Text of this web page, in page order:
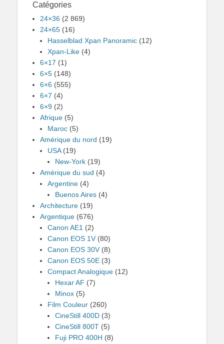
Catégories
24×36 (2 869)
24×65 (16)
Hasselblad Xpan Panoramic (12)
Xpan-Like (4)
6×17 (1)
6×5 (148)
6×6 (555)
6×7 (4)
6×9 (2)
Afrique (5)
Maroc (5)
Amérique du nord (19)
USA(19)
New-York (19)
Amérique du sud (4)
Argentine (4)
Buenos Aires (4)
Architecture (19)
Argentique (676)
Canon AE1 (2)
Canon EOS 1V (80)
Canon EOS 30V (8)
Canon EOS 50E (3)
Compact Analogique (12)
Hexar AF (7)
Minox (5)
Film Couleur (260)
CineStill 400D (3)
CineStill 800T (5)
Fuji PRO 400H (8)